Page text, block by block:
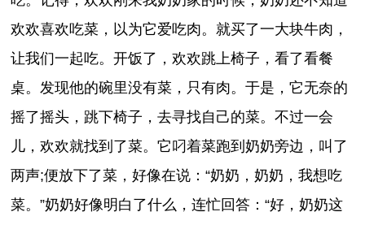
欢欢喜欢吃菜，以为它爱吃肉。就买了一大块牛肉，
让我们一起吃。开饭了，欢欢跳上椅子，看了看餐
桌。发现他的碗里没有菜，只有肉。于是，它无奈的
摇了摇头，跳下椅子，去寻找自己的菜。不过一会
儿，欢欢就找到了菜。它叼着菜跑到奶奶旁边，叫了
两声;便放下了菜，好像在说：“奶奶，奶奶，我想吃
菜。”奶奶好像明白了什么，连忙回答：“好，奶奶这